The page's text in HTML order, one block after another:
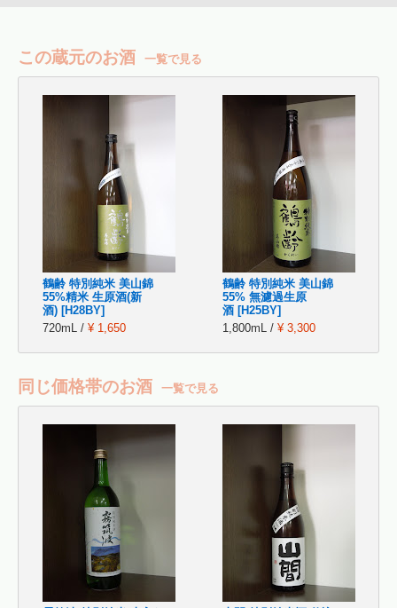
この蔵元のお酒 一覧で見る
鶴齢 特別純米 美山錦
55%精米 生原酒(新
酒) [H28BY]
720mL / ¥ 1,650
鶴齢 特別純米 美山錦
55% 無濾過生原
酒 [H25BY]
1,800mL / ¥ 3,300
同じ価格帯のお酒 一覧で見る